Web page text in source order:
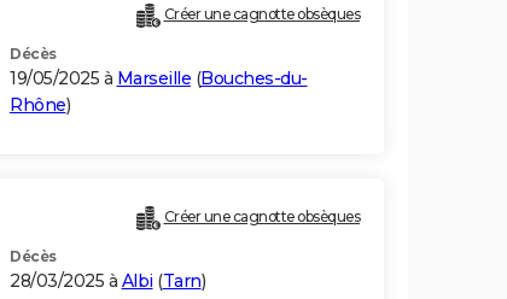
Créer une cagnotte obsèques
Décès
19/05/2025 à Marseille (Bouches-du-
Rhône)
Créer une cagnotte obsèques
Décès
28/03/2025 à Albi (Tarn)